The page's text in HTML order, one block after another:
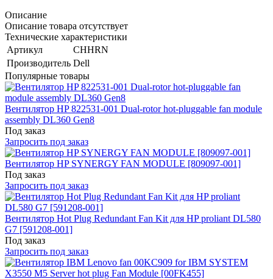
Описание
Описание товара отсутствует
Технические характеристики
Артикул
CHHRN
Производитель Dell
Популярные товары
Вентилятор HP 822531-001 Dual-rotor hot-pluggable fan module
assembly DL360 Gen8
Под заказ
Запросить под заказ
Вентилятор HP SYNERGY FAN MODULE [809097-001]
Под заказ
Запросить под заказ
Вентилятор Hot Plug Redundant Fan Kit для HP proliant DL580
G7 [591208-001]
Под заказ
Запросить под заказ